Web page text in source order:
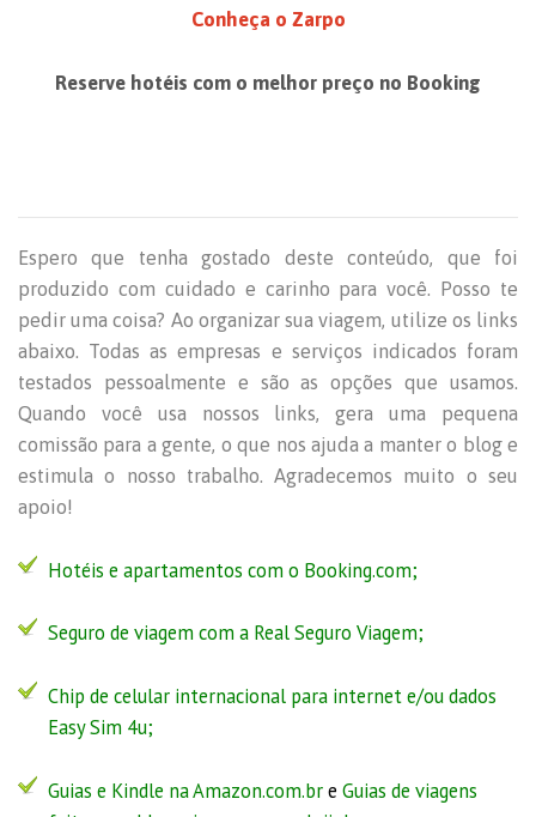
Conheça o Zarpo
Reserve hotéis com o melhor preço no Booking
Espero que tenha gostado deste conteúdo, que foi
produzido com cuidado e carinho para você. Posso te
pedir uma coisa? Ao organizar sua viagem, utilize os links
abaixo. Todas as empresas e serviços indicados foram
testados pessoalmente e são as opções que usamos.
Quando você usa nossos links, gera uma pequena
comissão para a gente, o que nos ajuda a manter o blog e
estimula o nosso trabalho. Agradecemos muito o seu
apoio!
Hotéis e apartamentos com o Booking.com;
Seguro de viagem com a Real Seguro Viagem;
Chip de celular internacional para internet e/ou dados
Easy Sim 4u;
Guias e Kindle na Amazon.com.bre Guias de viagens